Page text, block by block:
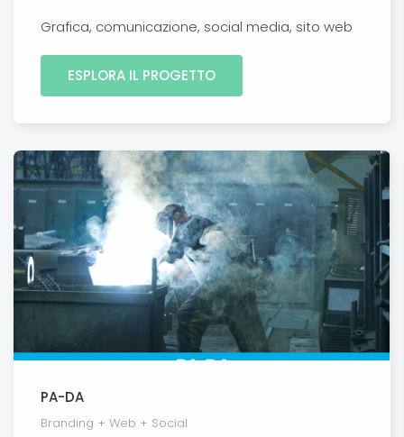
Grafica, comunicazione, social media, sito web
ESPLORA IL PROGETTO
PA-DA
Branding + Web + Social